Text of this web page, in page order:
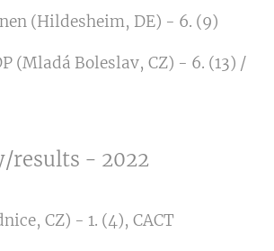
(Hildesheim, DE) - 6. (9)
(Mladá Boleslav, CZ) - 6. (13) /
results - 2022
CZ) - 1. (4), CACT